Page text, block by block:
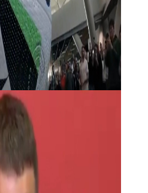
es asumible y
con la denominada ley
esa que pretende dar
y que sea la parte ms
lnea con el defensa, la
antirreglamentaria del
la idea que ya est en
estar situado por delante
manteniendo una parte
el penltimo rival. Ms claro,
a quedar delimitado hacia
en teora la